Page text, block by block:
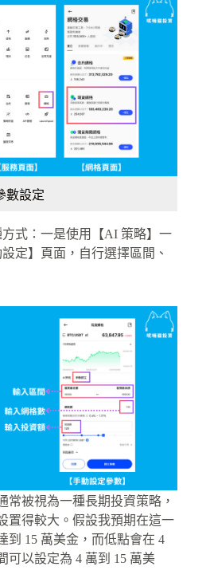
數設定
式：一是使用【AI 策略】一
定】頁面，自行選擇區間、
常被視為一種長期投資策略，
置得較大。假設我預期在這一
到 15 萬美金，而低點會在 4
可以設定為 4 萬到 15 萬美